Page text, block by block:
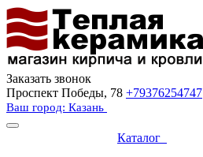
Заказать звонок
Проспект Победы, 78 +79376254747
Ваш город: Казань
Каталог